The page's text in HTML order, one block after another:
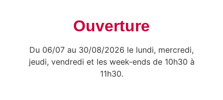
Ouverture
Du 06/07 au 30/08/2026 le lundi, mercredi,
jeudi, vendredi et les week-ends de 10h30 à
11h30.